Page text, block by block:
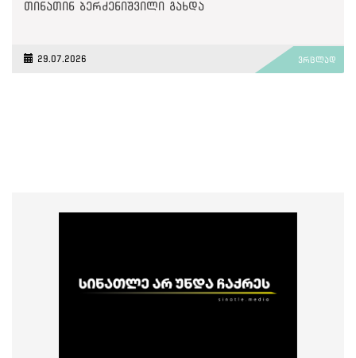
თინათინ ბერძენიშვილი გახდა
29.07.2026 ვრცლად